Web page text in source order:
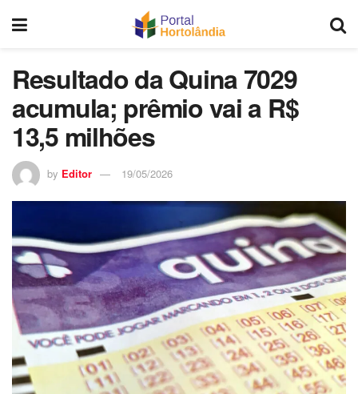
Resultado da Quina 7029
acumula; prêmio vai a R$
13,5 milhões
by Editor 19/05/2026